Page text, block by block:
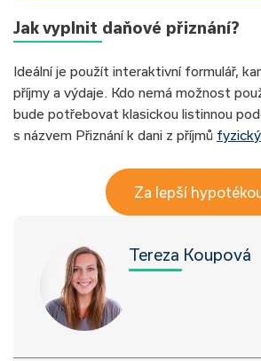
Jak vyplnit daňové přiznání?
Ideální je použít interaktivní formulář,
příjmy a výdaje. Kdo nemá možnost
bude potřebovat klasickou listinnou
s názvem Přiznání k dani z příjmů
Za lepší
Tereza Koupová